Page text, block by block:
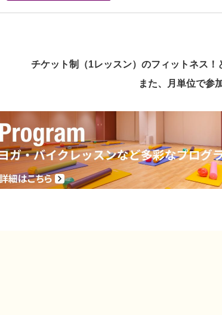
チケット制（1レッスン）のフィットネス！
また、月単位で参